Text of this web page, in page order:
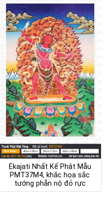
Ekajati Nhất Kế Phật Mẫu
PMT37M4, khắc họa sắc
tướng phẫn nộ đỏ rực